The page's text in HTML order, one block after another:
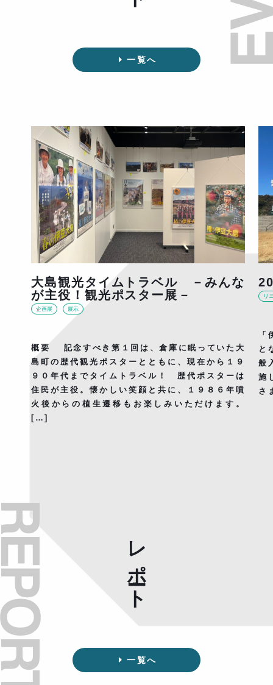
一覧へ
大島観光タイムトラベル －みんな
が主役！観光ポスター展－
企画展 展示
概要 記念すべき第１回は、倉庫に眠っていた大
島町の歴代観光ポスターとともに、現在から１９
９０年代までタイムトラベル！ 歴代ポスターは
住民が主役。懐かしい笑顔と共に、１９８６年噴
火後からの植生遷移もお楽しみいただけます。
[…]
リ
と
般
施
さ
レポート
一覧へ